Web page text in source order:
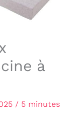
à
/ 5 minutes